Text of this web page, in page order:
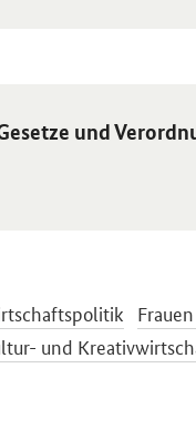
und
Einzelsicht
und